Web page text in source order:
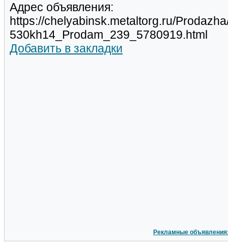
Адрес объявления:
https://chelyabinsk.metaltorg.ru/
530kh14_Prodam_239_5780919.html
Добавить в закладки
Рекламные